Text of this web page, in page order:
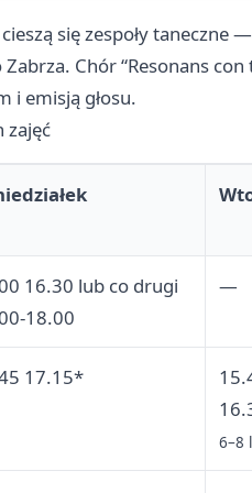
się zespoły taneczne
Zabrza. Chór “Resonans
i emisją głosu.
zajęć
16.30 lub co drugi
18.00
—
17.15*
6–8